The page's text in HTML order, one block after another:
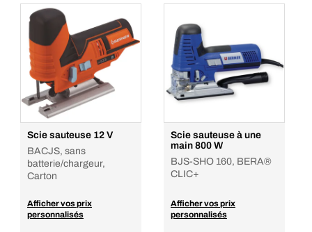
Scie sauteuse 12 V
BACJS, sans
batterie/chargeur,
Carton
Afficher vos prix
personnalisés
Scie sauteuse à une
main 800 W
BJS-SHO 160, BERA®
CLIC+
Afficher vos prix
personnalisés